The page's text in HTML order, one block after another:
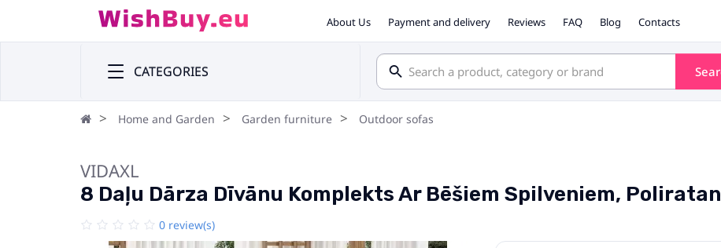
About Us Payment and delivery Reviews FAQ Blog Contacts
CATEGORIES
Home and Garden Garden furniture Outdoor sofas
VIDAXL
8 Daļu Dārza Dīvānu Komplekts Ar Bēšiem Spilveniem,
0 review(s)